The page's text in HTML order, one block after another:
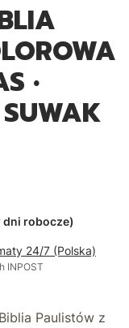
•
dni robocze)
24/7 (Polska)
INPOST
Paulistów z